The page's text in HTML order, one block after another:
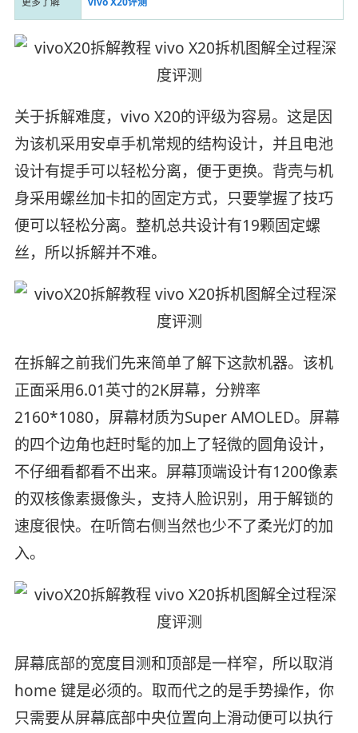
关于拆解难度，vivo X20的评级为容易。这是因
为该机采用安卓手机常规的结构设计，并且电池
设计有提手可以轻松分离，便于更换。背壳与机
身采用螺丝加卡扣的固定方式，只要掌握了技巧
便可以轻松分离。整机总共设计有19颗固定螺
丝，所以拆解并不难。
在拆解之前我们先来简单了解下这款机器。该机
正面采用6.01英寸的2K屏幕，分辨率
2160*1080，屏幕材质为Super AMOLED。屏幕
的四个边角也赶时髦的加上了轻微的圆角设计，
不仔细看都看不出来。屏幕顶端设计有1200像素
的双核像素摄像头，支持人脸识别，用于解锁的
速度很快。在听筒右侧当然也少不了柔光灯的加
入。
屏幕底部的宽度目测和顶部是一样窄，所以取消
home 键是必须的。取而代之的是手势操作，你
只需要从屏幕底部中央位置向上滑动便可以执行